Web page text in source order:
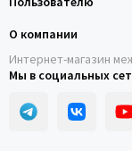
О компании
Интернет-магазин
Мы в социальных